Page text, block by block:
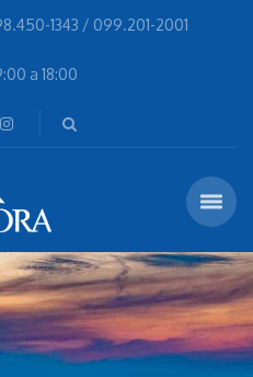
1343 / 099.201-2001
a 18:00